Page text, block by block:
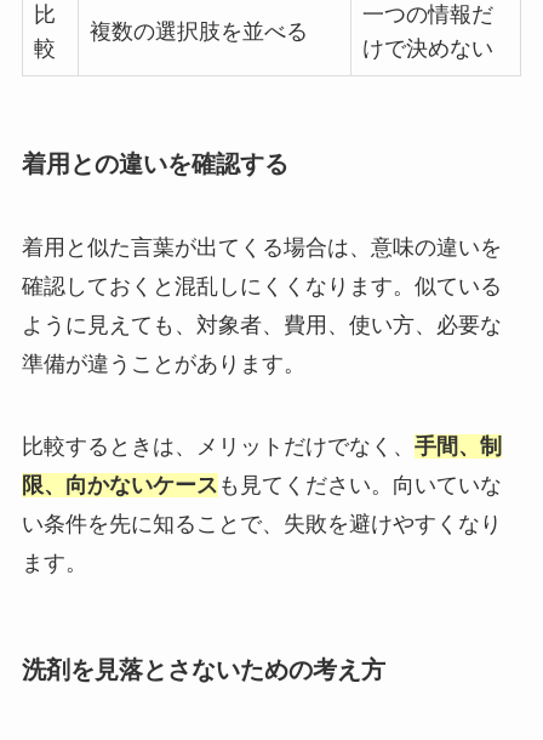
比
較
複数の選択肢を並べる
一つの情報だ
けで決めない
着用との違いを確認する
着用と似た言葉が出てくる場合は、意味の違いを
確認しておくと混乱しにくくなります。似ている
ように見えても、対象者、費用、使い方、必要な
準備が違うことがあります。
比較するときは、メリットだけでなく、 手間、制
限、向かないケース も見てください。向いていな
い条件を先に知ることで、失敗を避けやすくなり
ます。
洗剤を見落とさないための考え方